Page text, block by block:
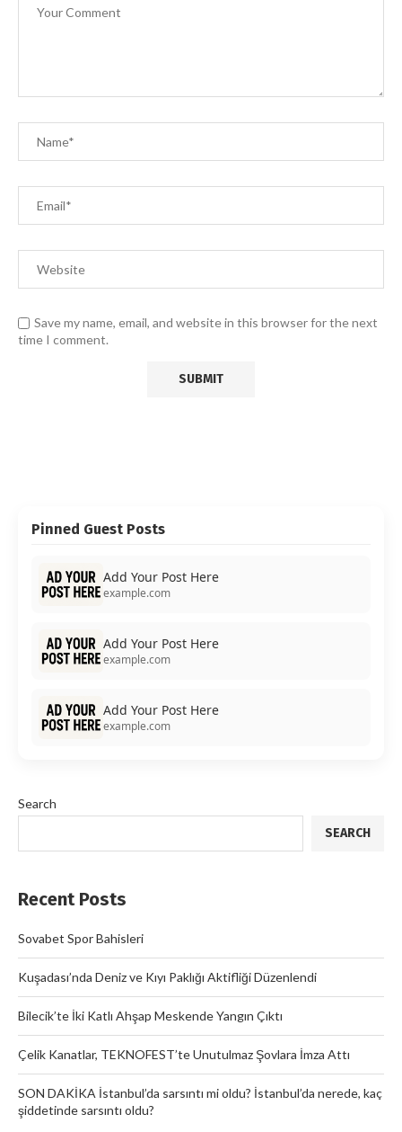
Save my name, email, and website in this browser for the next
time I comment.
Pinned Guest Posts
Add Your Post Here
example.com
Add Your Post Here
example.com
Add Your Post Here
example.com
Search
SEARCH
Recent Posts
Sovabet Spor Bahisleri
Kuşadası’nda Deniz ve Kıyı Paklığı Aktifliği Düzenlendi
Bilecik’te İki Katlı Ahşap Meskende Yangın Çıktı
Çelik Kanatlar, TEKNOFEST’te Unutulmaz Şovlara İmza Attı
SON DAKİKA İstanbul’da sarsıntı mi oldu? İstanbul’da nerede, kaç
şiddetinde sarsıntı oldu?